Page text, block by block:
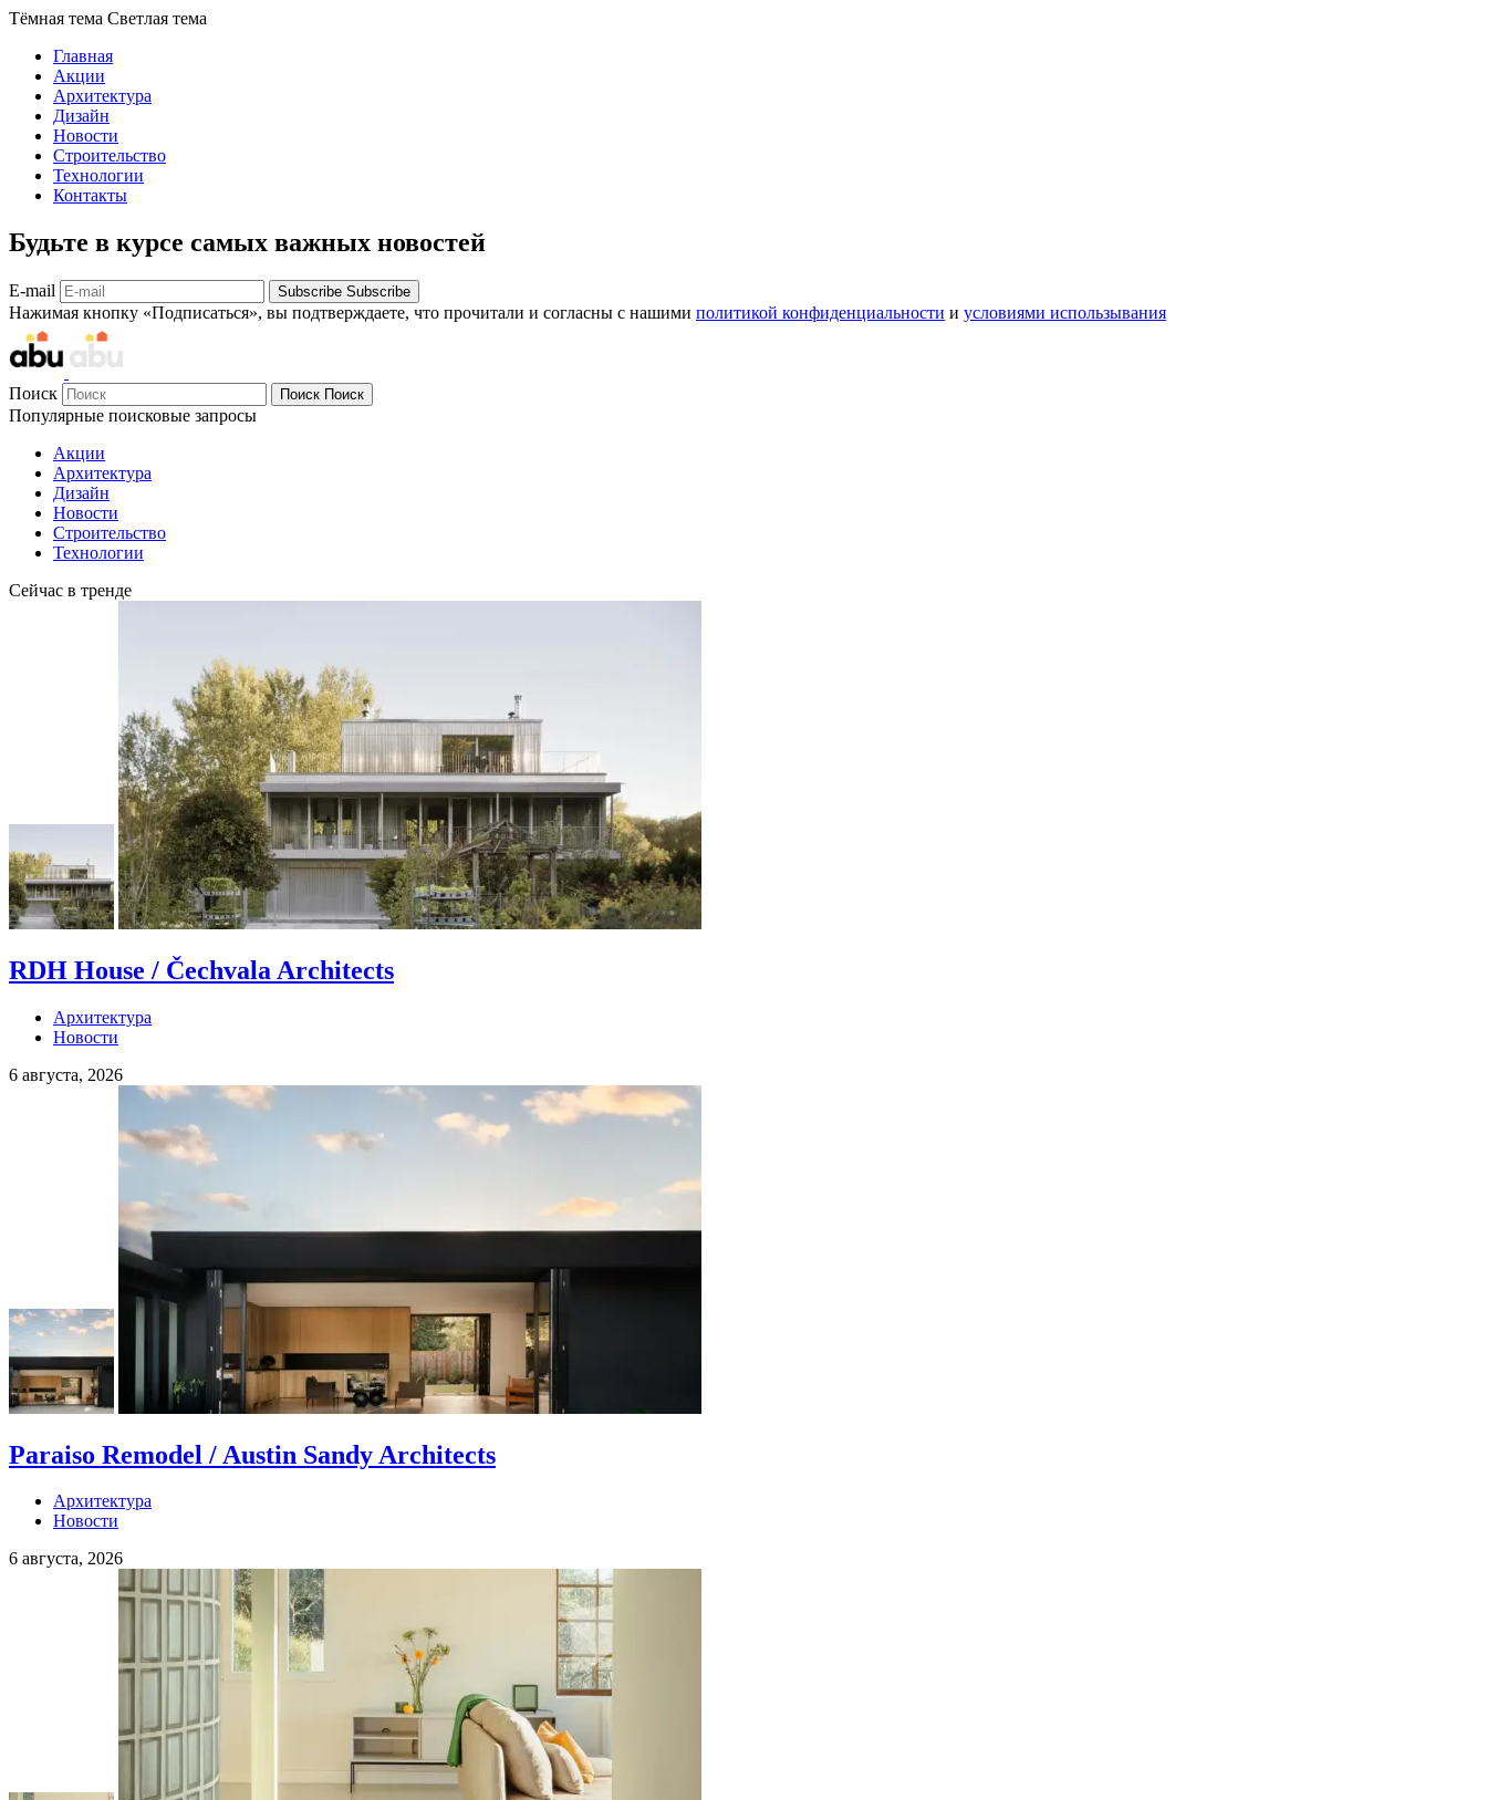
Тёмная тема Светлая тема
Главная
Акции
Архитектура
Дизайн
Новости
Строительство
Технологии
Контакты
Будьте в курсе самых важных новостей
E-mail Subscribe Subscribe
Нажимая кнопку «Подписаться», вы подтверждаете, что прочитали и согласны с нашими политикой конфиденциальности и условиями использывания
Поиск Поиск Поиск
Популярные поисковые запросы
Акции
Архитектура
Дизайн
Новости
Строительство
Технологии
Сейчас в тренде
RDH House / Čechvala Architects
Архитектура
Новости
6 августа, 2026
Paraiso Remodel / Austin Sandy Architects
Архитектура
Новости
6 августа, 2026